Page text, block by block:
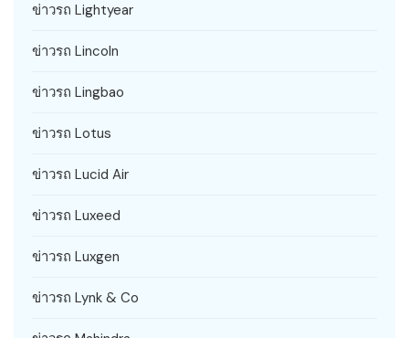
ข่าวรถ Lightyear
ข่าวรถ Lincoln
ข่าวรถ Lingbao
ข่าวรถ Lotus
ข่าวรถ Lucid Air
ข่าวรถ Luxeed
ข่าวรถ Luxgen
ข่าวรถ Lynk & Co